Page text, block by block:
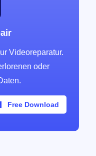
Videoreparatur.
oder
Free Download